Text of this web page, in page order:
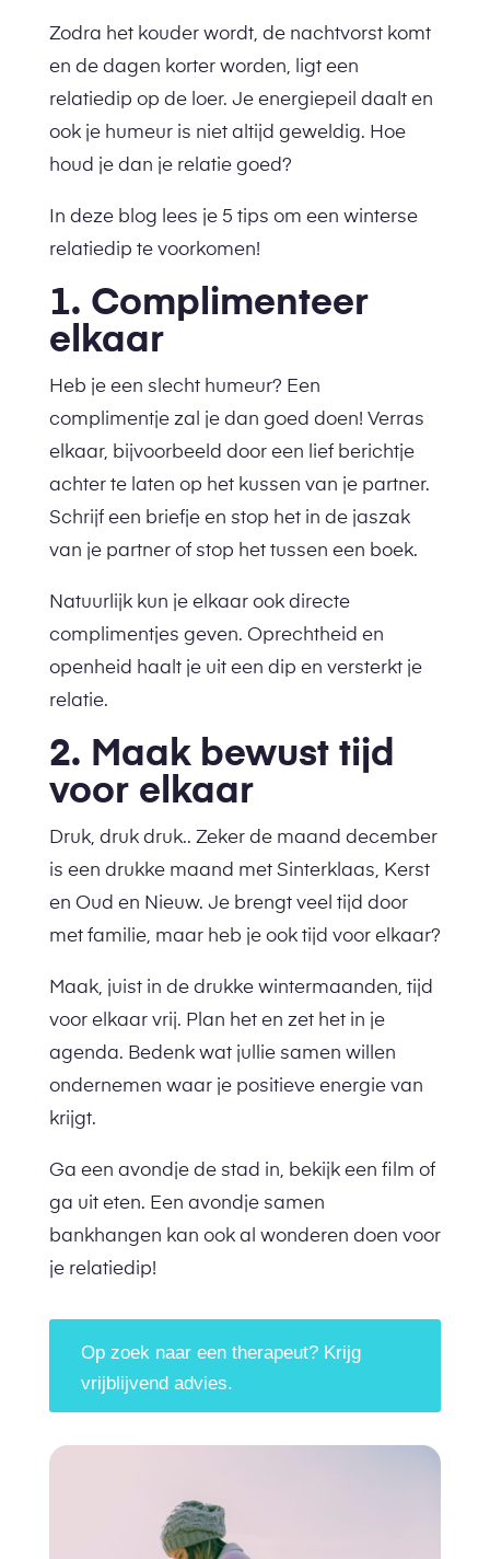
Zodra het kouder wordt, de nachtvorst komt
en de dagen korter worden, ligt een
relatiedip op de loer. Je energiepeil daalt en
ook je humeur is niet altijd geweldig. Hoe
houd je dan je relatie goed?
In deze blog lees je 5 tips om een winterse
relatiedip te voorkomen!
1. Complimenteer
elkaar
Heb je een slecht humeur? Een
complimentje zal je dan goed doen! Verras
elkaar, bijvoorbeeld door een lief berichtje
achter te laten op het kussen van je partner.
Schrijf een briefje en stop het in de jaszak
van je partner of stop het tussen een boek.
Natuurlijk kun je elkaar ook directe
complimentjes geven. Oprechtheid en
openheid haalt je uit een dip en versterkt je
relatie.
2. Maak bewust tijd
voor elkaar
Druk, druk druk.. Zeker de maand december
is een drukke maand met Sinterklaas, Kerst
en Oud en Nieuw. Je brengt veel tijd door
met familie, maar heb je ook tijd voor elkaar?
Maak, juist in de drukke wintermaanden, tijd
voor elkaar vrij. Plan het en zet het in je
agenda. Bedenk wat jullie samen willen
ondernemen waar je positieve energie van
krijgt.
Ga een avondje de stad in, bekijk een film of
ga uit eten. Een avondje samen
bankhangen kan ook al wonderen doen voor
je relatiedip!
Op zoek naar een therapeut? Krijg
vrijblijvend advies.